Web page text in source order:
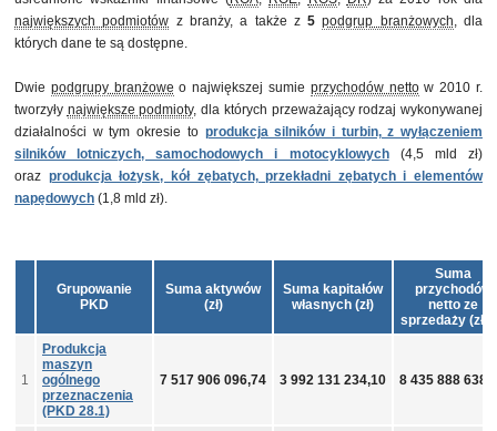
największych podmiotów z branży, a także z5 podgrup branżowych, dla
których dane te są dostępne.
Dwie podgrupy branżowe o największej sumie przychodów nettow 2010 r.
tworzyły największe podmioty, dla których przeważający rodzaj wykonywanej
działalności w tym okresie to produkcja silników i turbin, z wyłączeniem
silników lotniczych, samochodowych i motocyklowych(4,5 mld zł)
oraz produkcja łożysk, kół zębatych, przekładni zębatych i elementów
napędowych (1,8 mld zł).
Grupowanie
PKD
Suma aktywów
(zł)
Suma kapitałów
własnych (zł)
Suma
przychodów
netto ze
sprzedaży (zł)
1
Produkcja
maszyn
ogólnego
przeznaczenia
(PKD 28.1)
7 517 906 096,74 3 992 131 234,10 8 435 888